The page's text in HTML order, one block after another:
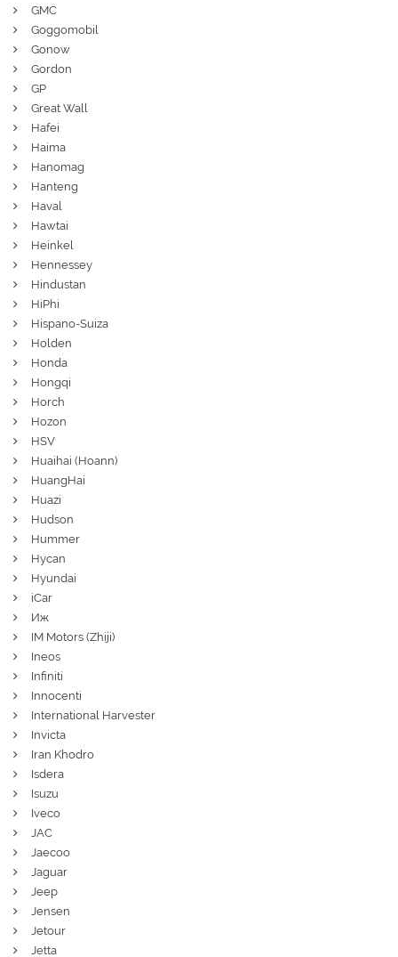
GMC
Goggomobil
Gonow
Gordon
GP
Great Wall
Hafei
Haima
Hanomag
Hanteng
Haval
Hawtai
Heinkel
Hennessey
Hindustan
HiPhi
Hispano-Suiza
Holden
Honda
Hongqi
Horch
Hozon
HSV
Huaihai (Hoann)
HuangHai
Huazi
Hudson
Hummer
Hycan
Hyundai
iCar
Иж
IM Motors (Zhiji)
Ineos
Infiniti
Innocenti
International Harvester
Invicta
Iran Khodro
Isdera
Isuzu
Iveco
JAC
Jaecoo
Jaguar
Jeep
Jensen
Jetour
Jetta